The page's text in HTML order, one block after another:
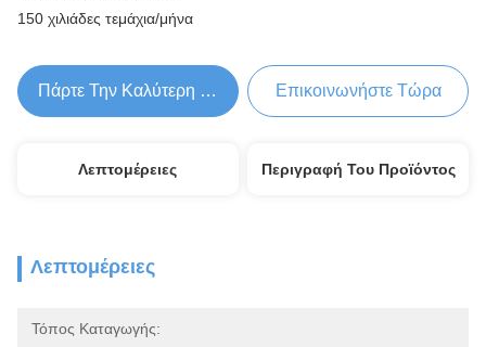
150 χιλιάδες τεμάχια/μήνα
Πάρτε Την Καλύτερη Τιμή Επικοινωνήστε Τώρα
Λεπτομέρειες Περιγραφή Του Προϊόντος
Λεπτομέρειες
Τόπος Καταγωγής: